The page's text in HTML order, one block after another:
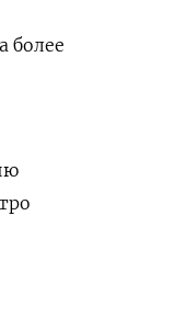
более